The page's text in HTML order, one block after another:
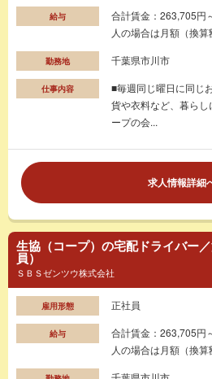
給与
合計賃金：263,705円
人の場合は月額（換
勤務地 千葉県市川市
仕事内容
■毎週同じ曜日に同じ
貨や衣料など、暮ら
ープの会...
求人情報詳細
生協（コープ）の宅配ドライバー
員）
ＳＢＳゼンツウ株式会社
雇用形態 正社員
給与
合計賃金：263,705円
人の場合は月額（換